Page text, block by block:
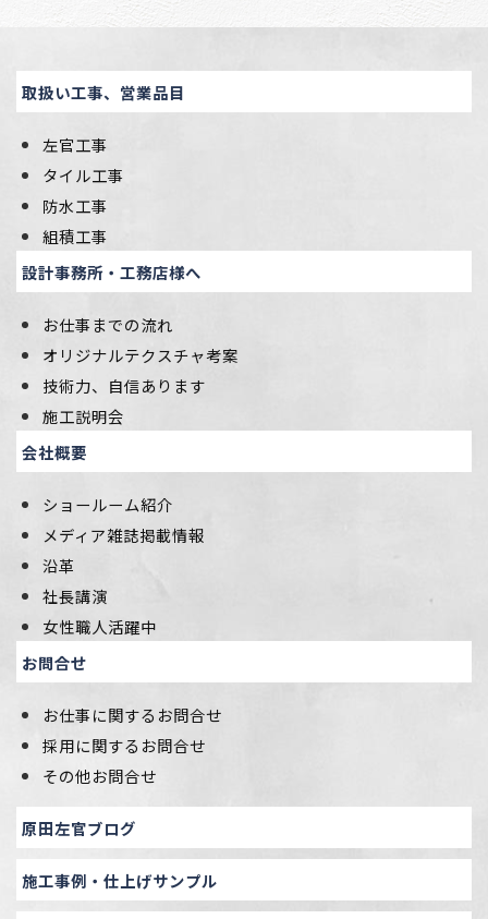
取扱い工事、営業品目
左官工事
タイル工事
防水工事
組積工事
設計事務所・工務店様へ
お仕事までの流れ
オリジナルテクスチャ考案
技術力、自信あります
施工説明会
会社概要
ショールーム紹介
メディア雑誌掲載情報
沿革
社長講演
女性職人活躍中
お問合せ
お仕事に関するお問合せ
採用に関するお問合せ
その他お問合せ
原田左官ブログ
施工事例・仕上げサンプル